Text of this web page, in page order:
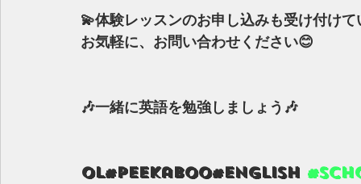
💫体験レッスンのお申し込みも受け付けて
お気軽に、お問い合わせください😊
🎶一緒に英語を勉強しましょう🎶
ol#peekaboo#english